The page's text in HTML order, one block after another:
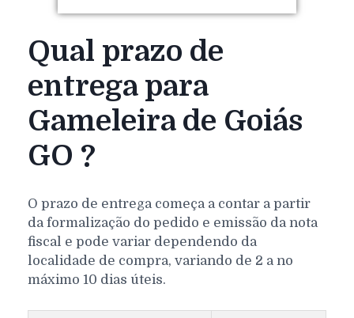
Qual prazo de
entrega para
Gameleira de Goiás
GO ?
O prazo de entrega começa a contar a partir
da formalização do pedido e emissão da nota
fiscal e pode variar dependendo da
localidade de compra, variando de 2 a no
máximo 10 dias úteis.